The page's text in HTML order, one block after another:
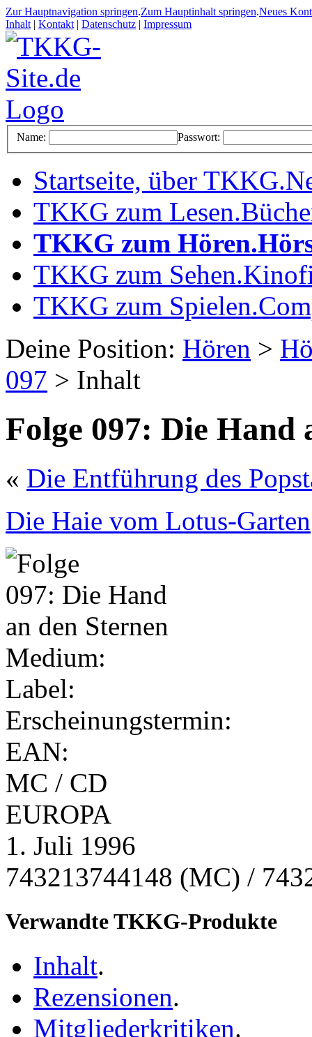
Zur Hauptnavigation springen.Zum Hauptinhalt springen.Neues
Inhalt | Kontakt | Datenschutz | Impressum
Name: Passwort:
Startseite, über TKKG.
TKKG zum Lesen.
TKKG zum Hören.
TKKG zum Sehen.
TKKG zum Spielen.
Deine Position: Hören >
097 > Inhalt
Folge 097: Die Hand
« Die Entführung des
Die Haie vom Lotus-Garten
Medium:
Label:
Erscheinungstermin:
EAN:
MC / CD
EUROPA
1. Juli 1996
743213744148 (MC) /
Verwandte TKKG-Produkte
Inhalt.
Rezensionen.
Mitgliederkritiken.